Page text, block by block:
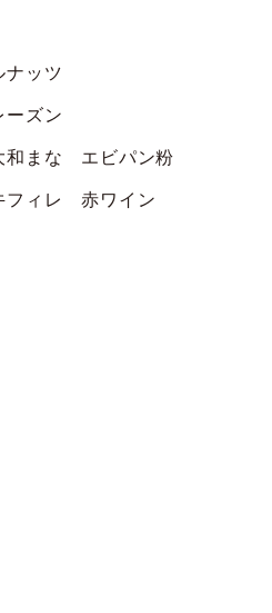
ッツ
ズン
まな エビパン粉
フィレ 赤ワイン